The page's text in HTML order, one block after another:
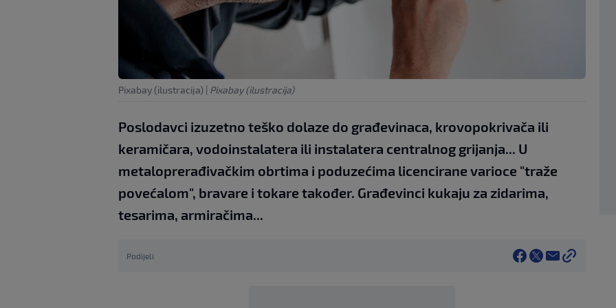
Pixabay (ilustracija) | Pixabay (ilustracija)
Poslodavci izuzetno teško dolaze do građevinaca, krovopokrivača ili
keramičara, vodoinstalatera ili instalatera centralnog grijanja... U
metaloprerađivačkim obrtima i poduzećima licencirane varioce "traže
povećalom", bravare i tokare također. Građevinci kukaju za zidarima,
tesarima, armiračima...
Podijeli